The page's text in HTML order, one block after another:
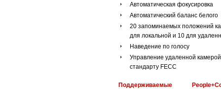
Автоматическая фокусировка
Автоматический баланс белого
20 запоминаемых положений
для локальной и 10 для
Наведение по голосу
Управление удаленной
стандарту FECC
Поддерживаемые